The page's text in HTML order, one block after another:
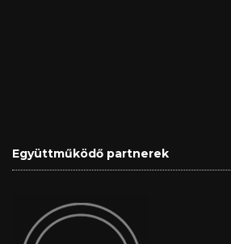
Együttműködő partnerek